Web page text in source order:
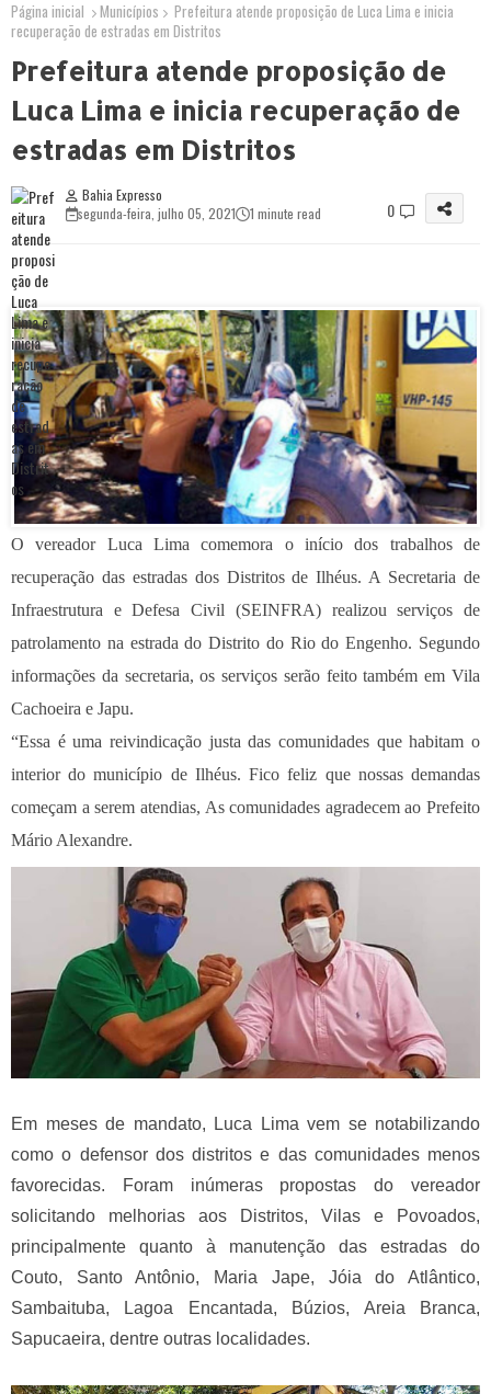
Página inicial Municípios
Prefeitura atende proposição de Luca Lima e inicia
recuperação de estradas em Distritos
Prefeitura atende proposição de
Luca Lima e inicia recuperação de
estradas em Distritos
Bahia Expresso
segunda-feira, julho 05, 2021
1 minute read 0
O vereador Luca Lima comemora o início dos trabalhos de
recuperação das estradas dos Distritos de Ilhéus. A Secretaria de
Infraestrutura e Defesa Civil (SEINFRA) realizou serviços de
patrolamento na estrada do Distrito do Rio do Engenho. Segundo
informações da secretaria, os serviços serão feito também em Vila
Cachoeira e Japu.
“Essa é uma reivindicação justa das comunidades que habitam o
interior do município de Ilhéus. Fico feliz que nossas demandas
começam a serem atendias, As comunidades agradecem ao Prefeito
Mário Alexandre.
Em meses de mandato, Luca Lima vem se notabilizando
como o defensor dos distritos e das comunidades menos
favorecidas. Foram inúmeras propostas do vereador
solicitando melhorias aos Distritos, Vilas e Povoados,
principalmente quanto à manutenção das estradas do
Couto, Santo Antônio, Maria Jape, Jóia do Atlântico,
Sambaituba, Lagoa Encantada, Búzios, Areia Branca,
Sapucaeira, dentre outras localidades.